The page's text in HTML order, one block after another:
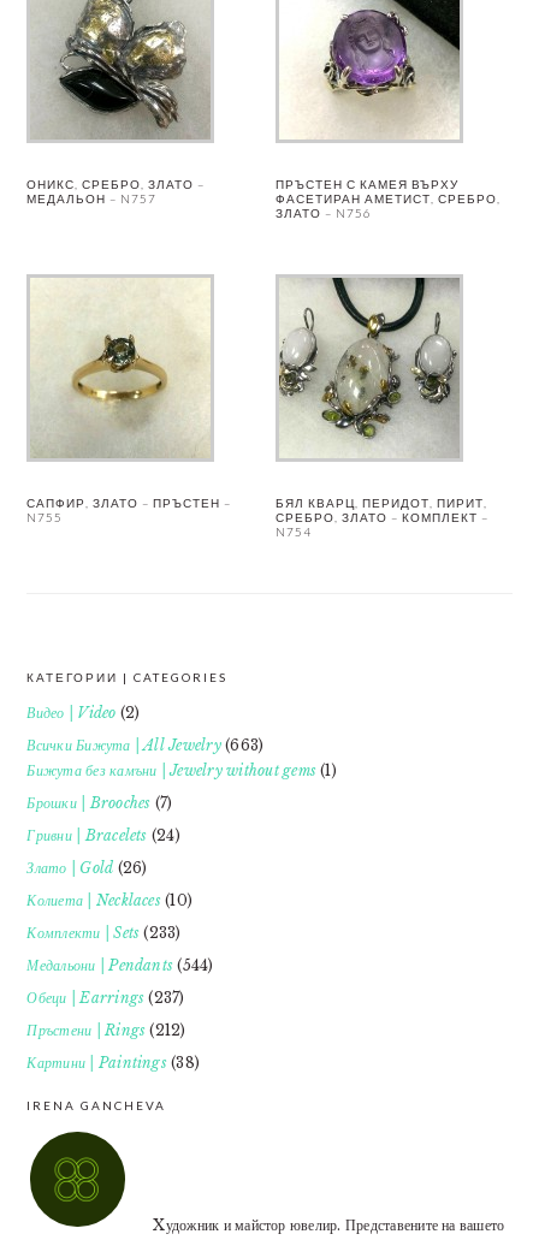
ОНИКС, СРЕБРО, ЗЛАТО –
МЕДАЛЬОН – N757
ПРЪСТЕН С КАМЕЯ ВЪРХУ
ФАСЕТИРАН АМЕТИСТ, СРЕБРО,
ЗЛАТО – N756
САПФИР, ЗЛАТО – ПРЪСТЕН –
N755
БЯЛ КВАРЦ, ПЕРИДОТ, ПИРИТ,
СРЕБРО, ЗЛАТО – КОМПЛЕКТ –
N754
FOOTER
КАТЕГОРИИ | CATEGORIES
Видео | Video (2)
Всички Бижута | All Jewelry(663)
Бижута без камъни | Jewelry without gems (1)
Брошки | Brooches (7)
Гривни | Bracelets (24)
Злато | Gold (26)
Колиета | Necklaces(10)
Комплекти | Sets (233)
Медальони | Pendants (544)
Обеци | Earrings (237)
Пръстени | Rings (212)
Картини | Paintings(38)
IRENA GANCHEVA
Xудожник и майстор ювелир. Представените на вашето